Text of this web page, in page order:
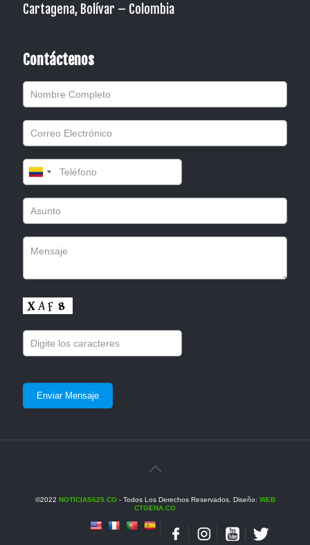
Cartagena, Bolívar – Colombia
Contáctenos
©2022 NOTICIAS625.CO- Todos Los Derechos Reservados. Diseño: WEB
CTGENA.CO